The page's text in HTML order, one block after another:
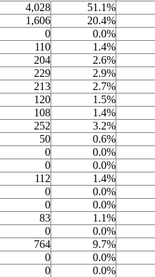
4,028 51.1%
1,606 20.4%
0 0.0%
110 1.4%
204 2.6%
229 2.9%
213 2.7%
120 1.5%
108 1.4%
252 3.2%
50 0.6%
0 0.0%
0 0.0%
112 1.4%
0 0.0%
0 0.0%
83 1.1%
0 0.0%
764 9.7%
0 0.0%
0 0.0%